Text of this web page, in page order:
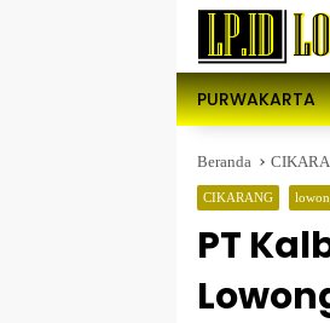
PURWAKARTA
Beranda
CIKARANG
PT